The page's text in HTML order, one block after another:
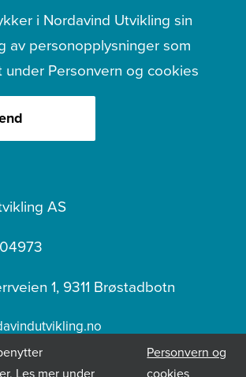
i Nordavind Utvikling sin
av personopplysninger som
under Personvern og cookies
AS
1, 9311 Brøstadbotn
Personvern og